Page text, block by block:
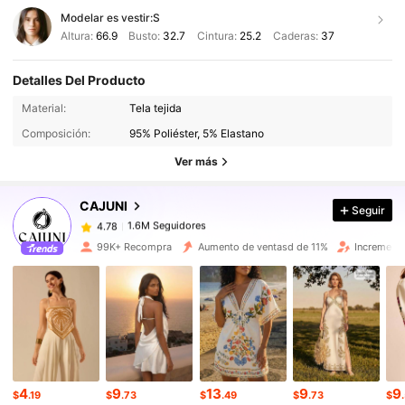
Modelar es vestir:S
Altura: 66.9 Busto: 32.7 Cintura: 25.2 Caderas: 37
Detalles Del Producto
Material:
Tela tejida
Composición:
95% Poliéster, 5% Elastano
Ver más
CAJUNI
1.6M Seguidores
4.78
1.6M Seguidores
i***opagó Hace 1 día
4.78 1.6M Seguidores
1.6M Seguidores
4.78 1.6M Seguidores
Seguir
99K+ Recompra Aumento de ventasd de 11%
$4.19 $9.73 $13.49 $9.73 $9